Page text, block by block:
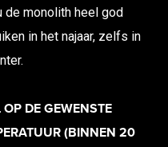
de monolith heel god
in het najaar, zelfs in
OP DE GEWENSTE
(BINNEN 20